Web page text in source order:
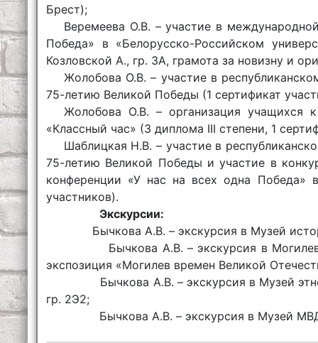
Брест);
Веремеева О.В. – участие в
Победа» в «Белорусско-Российском
Козловской А., гр. 3А, грамота за новизну и
Жолобова О.В. – участие в
75-летию Великой Победы (1 сертификат
Жолобова О.В. – организация учащихся
«Классный час» (3 диплома III степени, 1
Шаблицкая Н.В. – участие в
75-летию Великой Победы и участие в
конференции «У нас на всех одна Победа»
участников).
Экскурсии:
Бычкова А.В. – экскурсия в Музей
Бычкова А.В. – экскурсия в
экспозиция «Могилев времен Великой
Бычкова А.В. – экскурсия в Музей
гр. 2Э2;
Бычкова А.В. – экскурсия в Музей МВД